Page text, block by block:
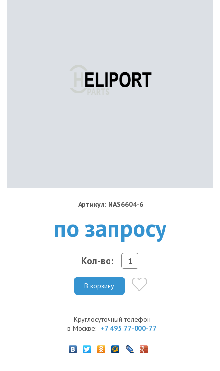
Артикул: NAS6604-6
по запросу
Кол-во:
В корзину
Круглосуточный телефон
в Москве: +7 495 77-000-77